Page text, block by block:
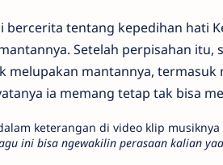
bercerita tentang kepedihan hati
Setelah perpisahan itu,
melupakan mantannya,
ia memang tetap tak bisa
keterangan di video klip musiknya
ini bisa ngewakilin perasaan kalian